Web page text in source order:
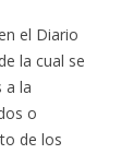
el Diario
la cual se
a la
o
de los